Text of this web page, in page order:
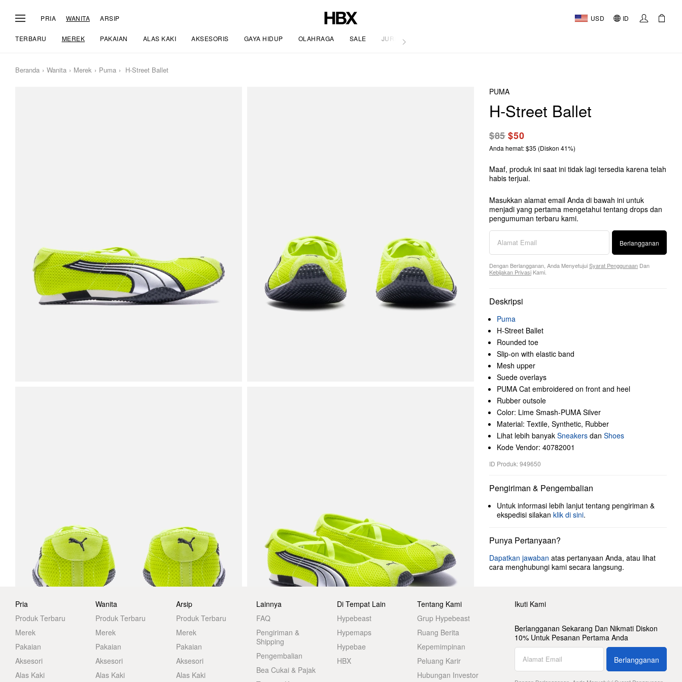
PRIA WANITA ARSIP USD ID
TERBARU MEREK PAKAIAN ALAS KAKI AKSESORIS GAYA HIDUP OLAHRAGA SALE JURNAL
Beranda Wanita Merek Puma H-Street Ballet
PUMA
H-Street Ballet
$85$50
Anda hemat: $35 (Diskon 41%)
Maaf, produk ini saat ini tidak lagi tersedia karena telah
habis terjual.
Masukkan alamat email Anda di bawah ini untuk
menjadi yang pertama mengetahui tentang drops dan
pengumuman terbaru kami.
Berlangganan
Dengan Berlangganan, Anda MenyetujuiSyarat Penggunaan Dan
Kebijakan Privasi Kami.
Deskripsi
Puma
H-Street Ballet
Rounded toe
Slip-on with elastic band
Mesh upper
Suede overlays
PUMA Cat embroidered on front and heel
Rubber outsole
Color: Lime Smash-PUMA Silver
Material: Textile, Synthetic, Rubber
Lihat lebih banyak Sneakers dan Shoes
Kode Vendor: 40782001
ID Produk: 949650
Pengiriman & Pengembalian
Untuk informasi lebih lanjut tentang pengiriman &
ekspedisi silakan klik di sini.
Punya Pertanyaan?
Dapatkan jawaban atas pertanyaan Anda, atau lihat
cara menghubungi kami secara langsung.
Pria
Produk Terbaru
Merek
Pakaian
Aksesori
Alas Kaki
Wanita
Produk Terbaru
Merek
Pakaian
Aksesori
Alas Kaki
Arsip
Produk Terbaru
Merek
Pakaian
Aksesori
Alas Kaki
Lainnya
FAQ
Pengiriman &
Shipping
Pengembalian
Bea Cukai & Pajak
Di Tempat Lain
Hypebeast
Hypemaps
Hypebae
HBX
Tentang Kami
Grup Hypebeast
Ruang Berita
Kepemimpinan
Peluang Karir
Hubungan Investor
Ikuti Kami
Berlangganan Sekarang Dan Nikmati Diskon
10% Untuk Pesanan Pertama Anda
Berlangganan